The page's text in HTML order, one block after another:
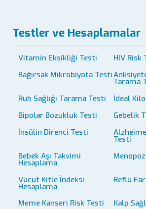
Testler ve Hesaplamalar
Vitamin Eksikliği Testi
HIV Risk
Bağırsak Mikrobiyota Testi
Tarama
Ruh Sağlığı Tarama Testi
İdeal Kilo
Bipolar Bozukluk Testi
Gebelik
İnsülin Direnci Testi
Testi
Bebek Aşı Takvimi
Hesaplama
Vücut Kitle İndeksi
Hesaplama
Reflü
Meme Kanseri Risk Testi
Kalp